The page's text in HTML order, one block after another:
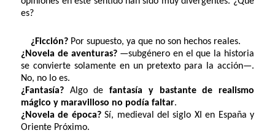
es?
¿Ficción? Por supuesto, ya que no son hechos reales.
¿Novela de aventuras?—subgénero en el que la historia
se convierte solamente en un pretexto para la acción—.
No, no lo es.
¿Fantasía? Algo defantasía y bastante de realismo
mágico y maravilloso no podía faltar.
¿Novela de época?Sí, medieval del siglo XI en España y
Oriente Próximo.